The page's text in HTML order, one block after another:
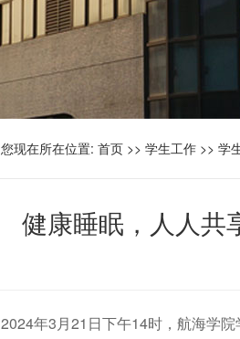
您现在所在位置: 首页 >> 学生工作 >> 学
健康睡眠，人人
2024年3月21日下午14时，航海学